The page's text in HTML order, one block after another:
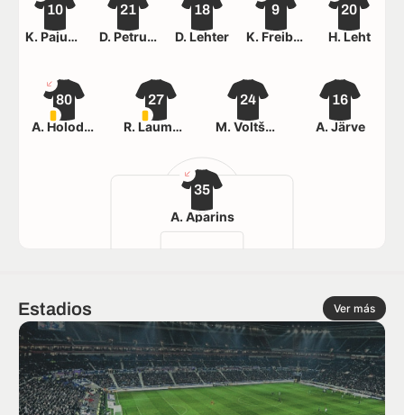
35
A. Aparins
80
A. Holodov
27
R. Laumets
24
M. Voltškov
16
A. Järve
10
K. Pajumets
21
D. Petrunin
18
D. Lehter
9
K. Freiberg
20
H. Leht
Estadios Ver más